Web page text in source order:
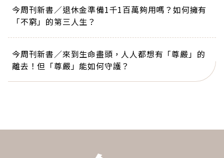
今周刊新書／退休金準備1千1百萬夠用嗎？如何擁有
「不窮」的第三人生？
今周刊新書／來到生命盡頭，人人都想有「尊嚴」的
離去！但「尊嚴」能如何守護？